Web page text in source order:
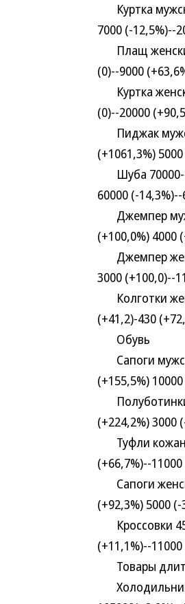
Куртка
7000 (-12,5%)--
Плащ женский
(0)--9000
Куртка
(0)--20000
Пиджак
(+1061,3%)
Шуба 70000--
60000 (-
Джемпер
(+100,0%) 4000
Джемпер
3000 (+100,0)--
Колготки
(+41,2)-430
Обувь
Сапоги
(+155,5%)
Полуботинки
(+224,2%) 3000
Туфли
(+66,7%)--
Сапоги
(+92,3%) 5000
Кроссовки
(+11,1%)--
Товары
Холодильник